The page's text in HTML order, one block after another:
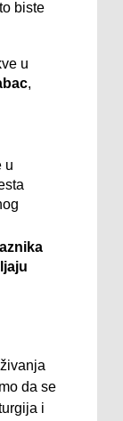
biste
u
,
u
da se
i